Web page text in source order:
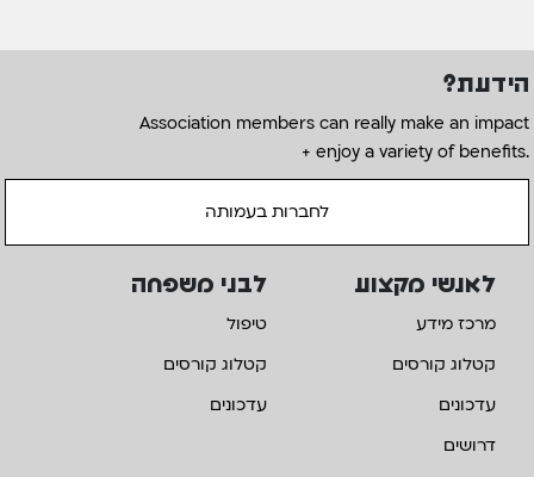
הידעת?
Association members can really make an impact
+ enjoy a variety of benefits.
לחברות בעמותה
לאנשי מקצוע
מרכז מידע
קטלוג קורסים
עדכונים
דרושים
לבני משפחה
טיפול
קטלוג קורסים
עדכונים